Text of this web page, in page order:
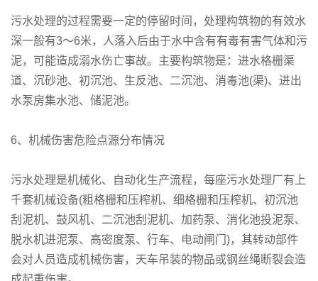
污水处理的过程需要一定的停留时间，处理构筑物的有效水
深一般有3～6米，人落入后由于水中含有有毒有害气体和污
泥，可能造成溺水伤亡事故。主要构筑物是：进水格栅渠
道、沉砂池、初沉池、生反池、二沉池、消毒池(渠)、进出
水泵房集水池、储泥池。
6、机械伤害危险点源分布情况
污水处理是机械化、自动化生产流程，每座污水处理厂有上
千套机械设备(粗格栅和压榨机、细格栅和压榨机、初沉池
刮泥机、鼓风机、二沉池刮泥机、加药泵、消化池投泥泵、
脱水机进泥泵、高密度泵、行车、电动闸门)，其转动部件
会对人员造成机械伤害，天车吊装的物品或钢丝绳断裂会造